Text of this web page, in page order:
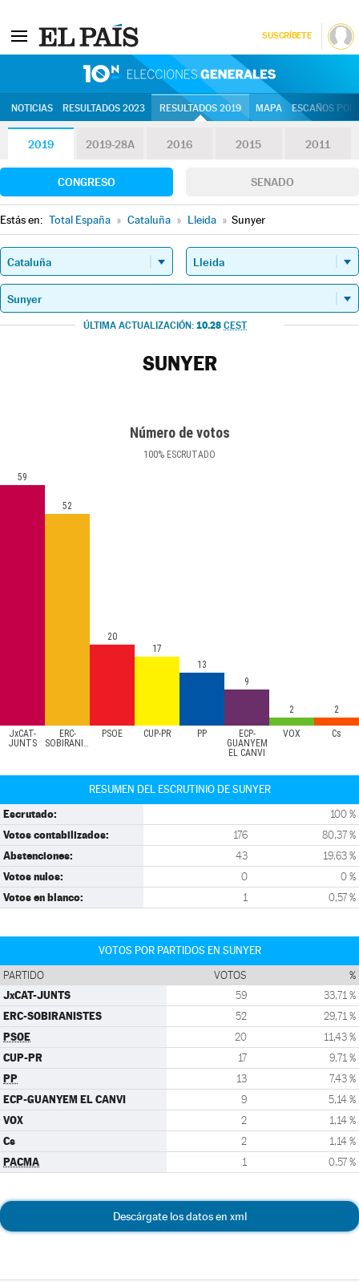
SUSCRÍBETE
NOTICIAS RESULTADOS 2023 RESULTADOS 2019 MAPA ESCAÑOS
2019 2019-28A 2016 2015 2011
CONGRESO SENADO
Estás en: Total España » Cataluña » Lleida » Sunyer
ÚLTIMA ACTUALIZACIÓN: 10.28 CEST
SUNYER
Número de votos
100% ESCRUTADO
JxCAT-
JUNTS
ERC-
SOBIRANISTES
PSOE CUP-PR PP
ECP-
GUANYEM
EL CANVI
VOX Cs
59
52
20
17
13
9
2 2
RESUMEN DEL ESCRUTINIO DE SUNYER
Escrutado: 100 %
Votos contabilizados: 176 80,37 %
Abstenciones: 43 19,63 %
Votos nulos: 0 0 %
Votos en blanco: 1 0,57 %
VOTOS POR PARTIDOS EN SUNYER
PARTIDO VOTOS %
JxCAT-JUNTS 59 33,71 %
ERC-SOBIRANISTES 52 29,71 %
PSOE 20 11,43 %
CUP-PR 17 9,71 %
PP 13 7,43 %
ECP-GUANYEM EL CANVI 9 5,14 %
VOX 2 1,14 %
Cs 2 1,14 %
PACMA 1 0,57 %
Descárgate los datos en xml